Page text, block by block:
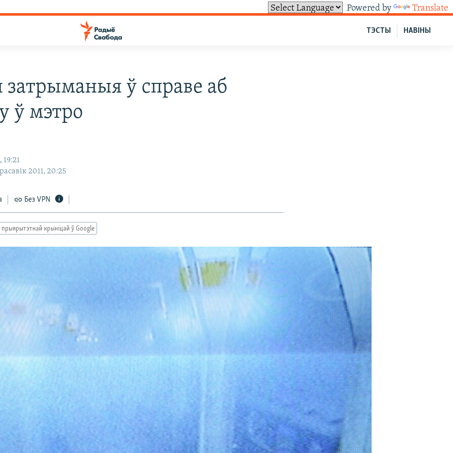
Powered by Translate
НАВІНЫ
ТЭСТЫ
ў справе аб
ў мэтро
19:21
2011, 20:25
Без VPN
прыярытэтнай крыніцай ў Google